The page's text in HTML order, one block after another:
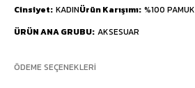
Cinsiyet KADINÜrün Karışımı %100 PAMUK
ÜRÜN ANA GRUBU AKSESUAR
ÖDEME SEÇENEKLERI